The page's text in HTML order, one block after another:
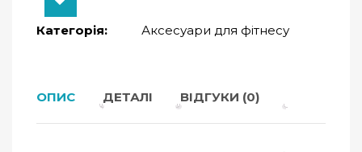
Категорія: Аксесуари для фітнесу
ОПИС ДЕТАЛІ ВІДГУКИ (0)